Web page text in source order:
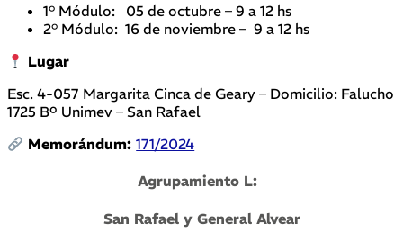
1° Módulo: 05 de octubre – 9 a 12 hs
2° Módulo: 16 de noviembre – 9 a 12 hs
Lugar
Esc. 4-057 Margarita Cinca de Geary – Domicilio: Falucho
1725 Bº Unimev – San Rafael
Memorándum:171/2024
Agrupamiento L:
San Rafael y General Alvear